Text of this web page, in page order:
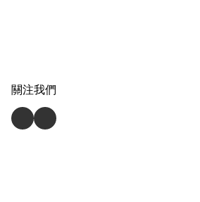
關注我們